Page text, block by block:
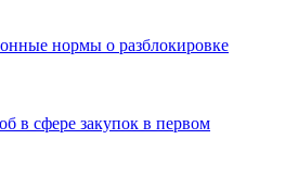
нормы о разблокировке
в сфере закупок в первом